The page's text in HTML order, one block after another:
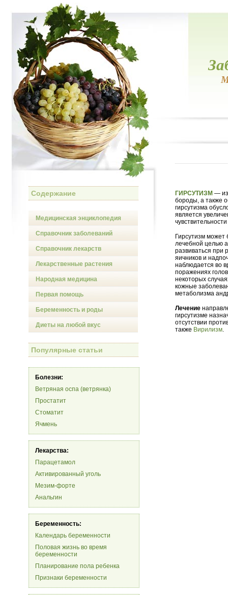
Содержание
Медицинская энциклопедия
Справочник заболеваний
Справочник лекарств
Лекарственные растения
Народная медицина
Первая помощь
Беременность и роды
Диеты на любой вкус
Популярные статьи
Болезни:
Ветряная оспа (ветрянка)
Простатит
Стоматит
Ячмень
Лекарства:
Парацетамол
Активированный уголь
Мезим-форте
Анальгин
Беременность:
Календарь беременности
Половая жизнь во время
беременности
Планирование пола ребенка
Признаки беременности
ГИРСУТИЗМ —
бороды, а также
гирсутизма
является
Гирсутизм может
лечебной целью
развиваться при
яичников и
наблюдается во
поражениях
некоторых
кожные
метаболизма
Лечение
гирсутизме
отсутствии
также Вирилизм.